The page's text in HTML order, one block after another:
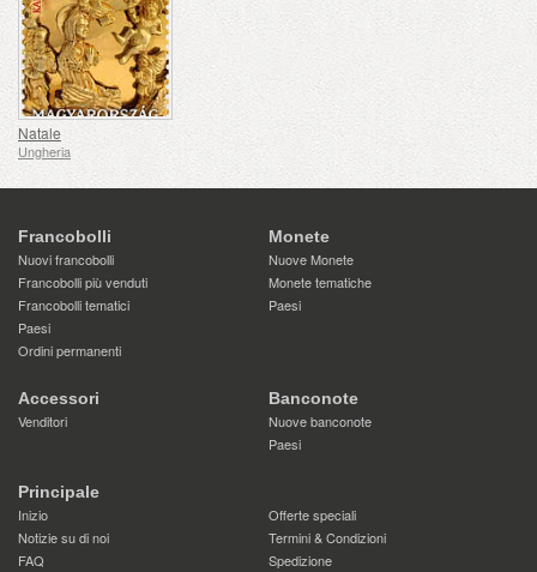
Natale
Ungheria
Francobolli
Nuovi francobolli
Francobolli più venduti
Francobolli tematici
Paesi
Ordini permanenti
Monete
Nuove Monete
Monete tematiche
Paesi
Accessori
Venditori
Banconote
Nuove banconote
Paesi
Principale
Inizio
Offerte speciali
Notizie su di noi
Termini & Condizioni
FAQ
Spedizione